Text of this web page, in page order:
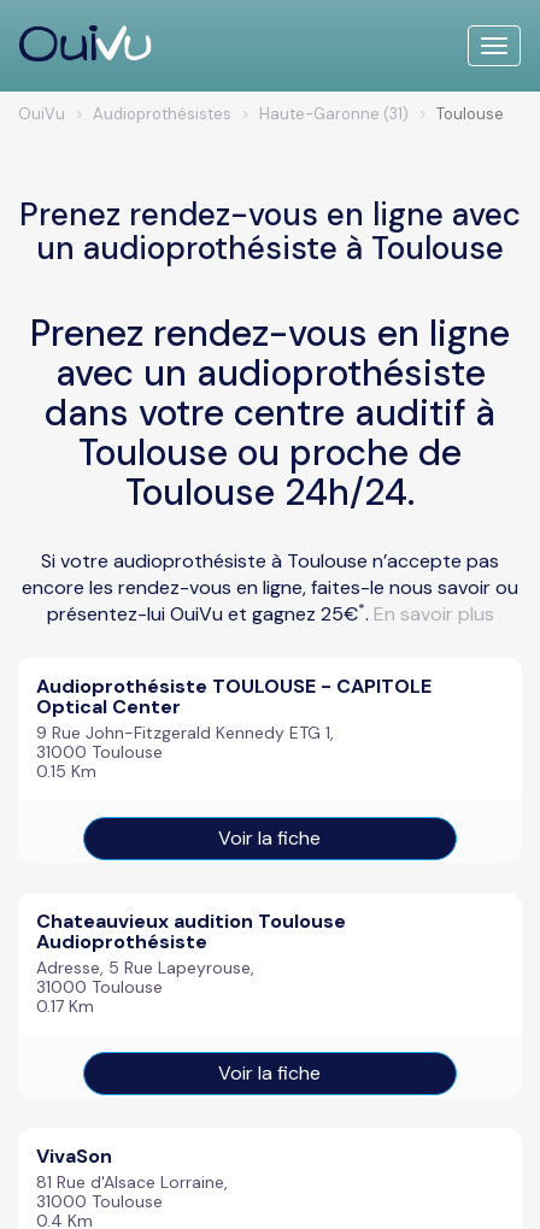
Toggle
OuiVu Audioprothésistes Haute-Garonne (31) Toulouse
Prenez rendez-vous en ligne avec
un audioprothésiste à Toulouse
Prenez rendez-vous en ligne
avec un audioprothésiste
dans votre centre auditif à
Toulouse ou proche de
Toulouse 24h/24.
Si votre audioprothésiste à Toulouse n’accepte pas
encore les rendez-vous en ligne, faites-le nous savoir ou
présentez-lui OuiVu et gagnez 25€*. En savoir plus
Audioprothésiste TOULOUSE - CAPITOLE
Optical Center
9 Rue John-Fitzgerald Kennedy ETG 1,
31000 Toulouse
0.15 Km
Voir la fiche
Chateauvieux audition Toulouse
Audioprothésiste
Adresse, 5 Rue Lapeyrouse,
31000 Toulouse
0.17 Km
Voir la fiche
VivaSon
81 Rue d'Alsace Lorraine,
31000 Toulouse
0.4 Km